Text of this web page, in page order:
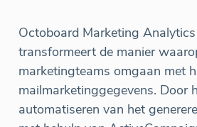
Octoboard Marketing
transformeert de manier
marketingteams omgaan met
mailmarketinggegevens. Door
automatiseren van het